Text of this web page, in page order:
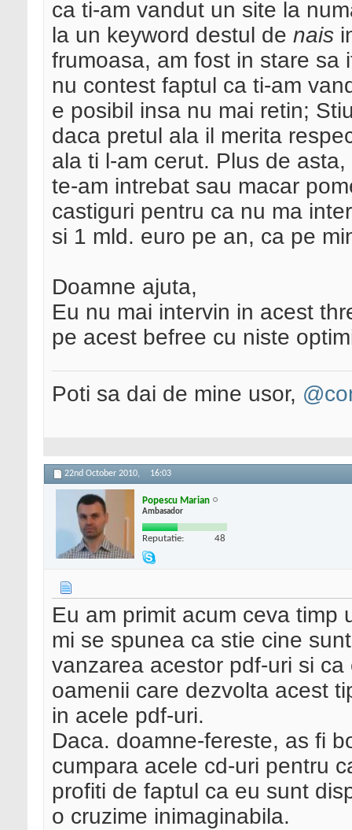
ca ti-am vandut un site la
la un keyword destul de nais
frumoasa, am fost in stare sa
nu contest faptul ca ti-am
e posibil insa nu mai retin;
daca pretul ala il merita
ala ti l-am cerut. Plus de
te-am intrebat sau macar
castiguri pentru ca nu ma
si 1 mld. euro pe an, ca pe
Doamne ajuta,
Eu nu mai intervin in acest
pe acest befree cu niste
Poti sa dai de mine usor,
22nd October 2010, 16:03
Popescu Marian
Ambasador
Reputatie: 48
Eu am primit acum ceva timp
mi se spunea ca stie cine
vanzarea acestor pdf-uri si
oamenii care dezvolta acest
in acele pdf-uri.
Daca. doamne-fereste, as fi
cumpara acele cd-uri pentru
profiti de faptul ca eu sunt
o cruzime inimaginabila.